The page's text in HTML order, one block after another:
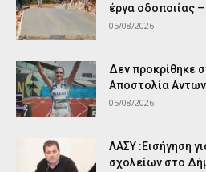
έργα οδοποιίας –
05/08/2026
Δεν προκρίθηκε
Αποστολία
05/08/2026
ΛΑΣΥ :Εισήγηση
σχολείων στο